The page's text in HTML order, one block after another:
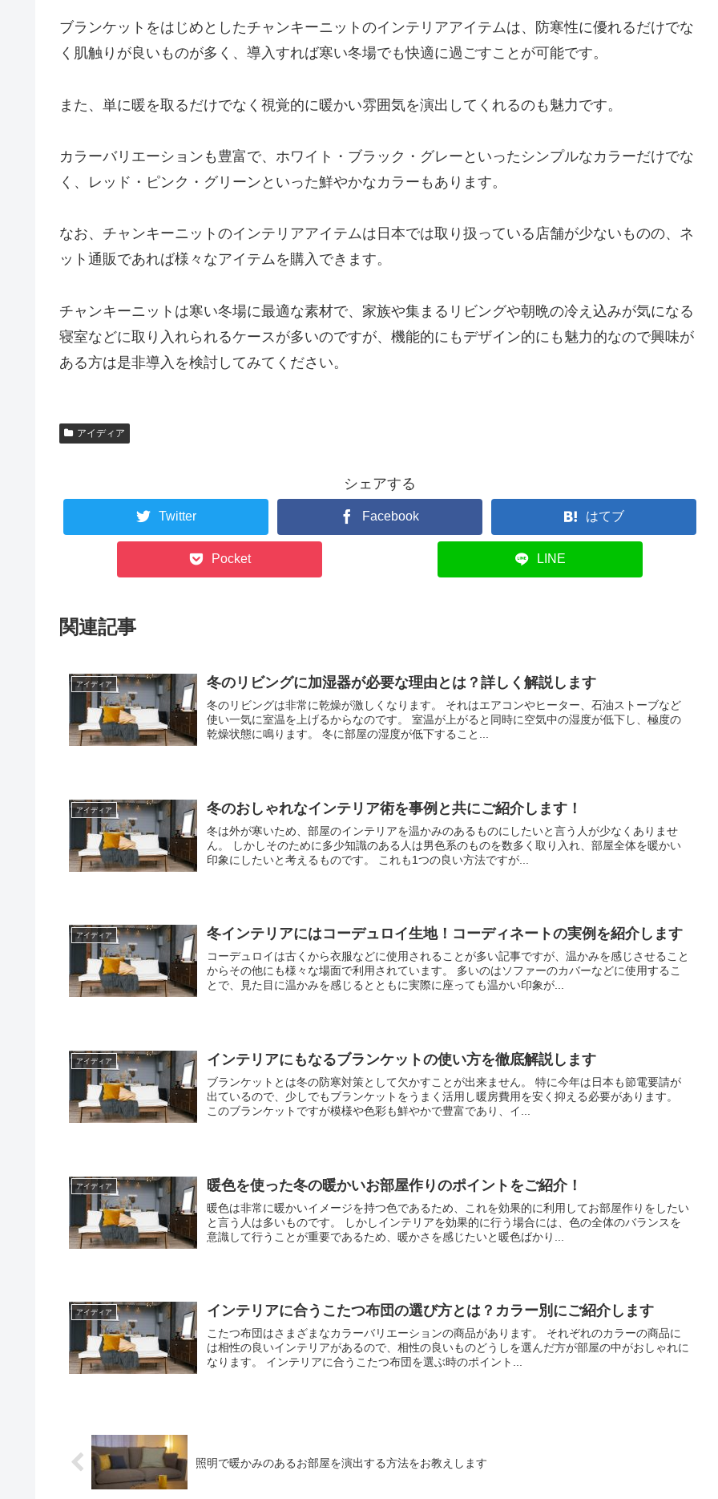
ブランケットをはじめとしたチャンキーニットのインテリアアイテムは、防寒性に優れるだけでな
く肌触りが良いものが多く、導入すれば寒い冬場でも快適に過ごすことが可能です。
また、単に暖を取るだけでなく視覚的に暖かい雰囲気を演出してくれるのも魅力です。
カラーバリエーションも豊富で、ホワイト・ブラック・グレーといったシンプルなカラーだけでな
く、レッド・ピンク・グリーンといった鮮やかなカラーもあります。
なお、チャンキーニットのインテリアアイテムは日本では取り扱っている店舗が少ないものの、ネ
ット通販であれば様々なアイテムを購入できます。
チャンキーニットは寒い冬場に最適な素材で、家族や集まるリビングや朝晩の冷え込みが気になる
寝室などに取り入れられるケースが多いのですが、機能的にもデザイン的にも魅力的なので興味が
ある方は是非導入を検討してみてください。
アイディア
シェアする
Twitter Facebook はてブ
Pocket LINE
関連記事
アイディア 冬のリビングに加湿器が必要な理由とは？詳しく解説します
冬のリビングは非常に乾燥が激しくなります。 それはエアコンやヒーター、石油ストーブなど
使い一気に室温を上げるからなのです。 室温が上がると同時に空気中の湿度が低下し、極度の
乾燥状態に鳴ります。 冬に部屋の湿度が低下すること...
アイディア 冬のおしゃれなインテリア術を事例と共にご紹介します！
冬は外が寒いため、部屋のインテリアを温かみのあるものにしたいと言う人が少なくありませ
ん。 しかしそのために多少知識のある人は男色系のものを数多く取り入れ、部屋全体を暖かい
印象にしたいと考えるものです。 これも1つの良い方法ですが...
アイディア 冬インテリアにはコーデュロイ生地！コーディネートの実例を紹介します
コーデュロイは古くから衣服などに使用されることが多い記事ですが、温かみを感じさせること
からその他にも様々な場面で利用されています。 多いのはソファーのカバーなどに使用するこ
とで、見た目に温かみを感じるとともに実際に座っても温かい印象が...
アイディア インテリアにもなるブランケットの使い方を徹底解説します
ブランケットとは冬の防寒対策として欠かすことが出来ません。 特に今年は日本も節電要請が
出ているので、少しでもブランケットをうまく活用し暖房費用を安く抑える必要があります。
このブランケットですが模様や色彩も鮮やかで豊富であり、イ...
アイディア 暖色を使った冬の暖かいお部屋作りのポイントをご紹介！
暖色は非常に暖かいイメージを持つ色であるため、これを効果的に利用してお部屋作りをしたい
と言う人は多いものです。 しかしインテリアを効果的に行う場合には、色の全体のバランスを
意識して行うことが重要であるため、暖かさを感じたいと暖色ばかり...
アイディア インテリアに合うこたつ布団の選び方とは？カラー別にご紹介します
こたつ布団はさまざまなカラーバリエーションの商品があります。 それぞれのカラーの商品に
は相性の良いインテリアがあるので、相性の良いものどうしを選んだ方が部屋の中がおしゃれに
なります。 インテリアに合うこたつ布団を選ぶ時のポイント...
照明で暖かみのあるお部屋を演出する方法をお教えします